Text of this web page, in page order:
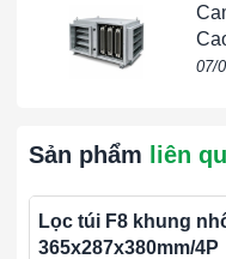
các dòngAAF
các bộ lọc cuộn tự
Độ sâu bộ lọc (Filter
(Fiberglass)
Nhiệt độ hoạt động tối
07/
Sản phẩm liên
Lọc túi F8 khung
365x287x380mm/4P